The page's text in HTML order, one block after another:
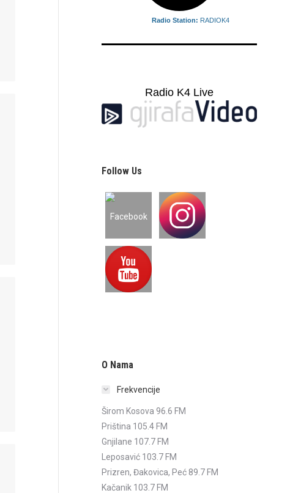
Radio Station: RADIOK4
Radio K4 Live
Follow Us
O Nama
Frekvencije
Širom Kosova 96.6 FM
Priština 105.4 FM
Gnjilane 107.7 FM
Leposavić 103.7 FM
Prizren, Đakovica, Peć 89.7 FM
Kačanik 103.7 FM